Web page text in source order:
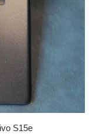
S15e